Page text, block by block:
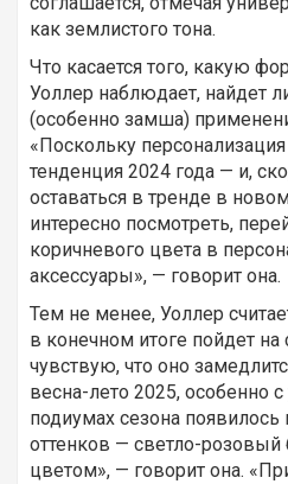
как землистого тона.
Что касается того, какую
Уоллер наблюдает, найдет
(особенно замша)
«Поскольку
тенденция 2024 года — и,
оставаться в тренде в
интересно посмотреть,
коричневого цвета в
аксессуары», — говорит она.
Тем не менее, Уоллер
в конечном итоге пойдет на
чувствую, что оно
весна-лето 2025, особенно с
подиумах сезона
оттенков — светло-
цветом», — говорит она.